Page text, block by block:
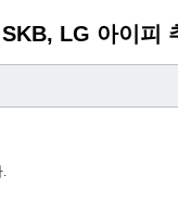
LG 아이피
.